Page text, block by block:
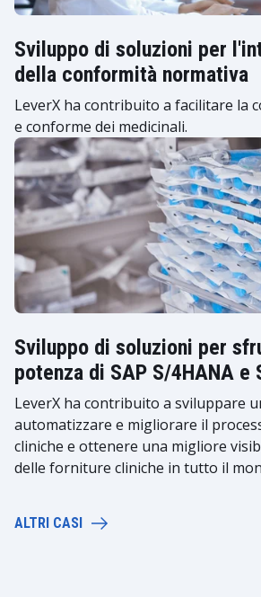
Sviluppo di soluzioni per
della conformità normativa
LeverX ha contribuito a facilitare la
e conforme dei medicinali.
Sviluppo di soluzioni per
potenza di SAP S/4HANA e
LeverX ha contribuito a sviluppare
automatizzare e migliorare il
cliniche e ottenere una migliore
delle forniture cliniche in tutto il
ALTRI CASI